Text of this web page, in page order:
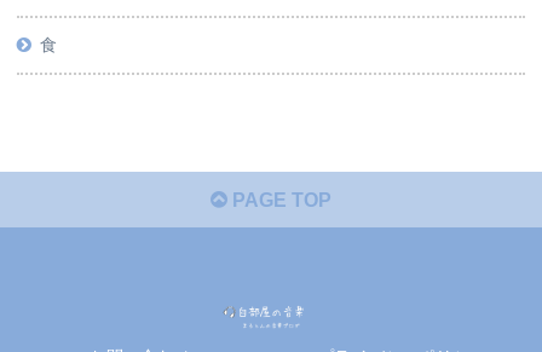
食
PAGE TOP